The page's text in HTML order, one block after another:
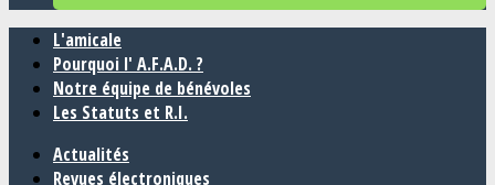
L'amicale
Pourquoi l' A.F.A.D. ?
Notre équipe de bénévoles
Les Statuts et R.I.
Actualités
Revues électroniques